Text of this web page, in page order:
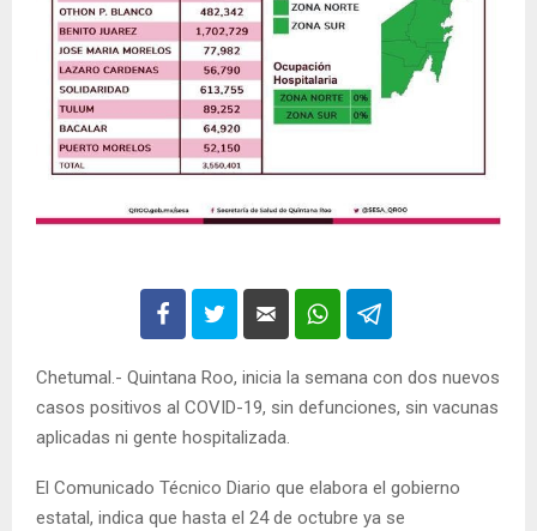
Chetumal.- Quintana Roo, inicia la semana con dos nuevos
casos positivos al COVID-19, sin defunciones, sin vacunas
aplicadas ni gente hospitalizada.
El Comunicado Técnico Diario que elabora el gobierno
estatal, indica que hasta el 24 de octubre ya se